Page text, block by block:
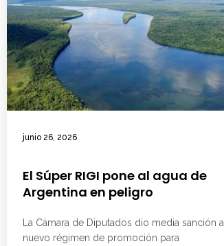
junio 26, 2026
El Súper RIGI pone al agua de
Argentina en peligro
La Cámara de Diputados dio media sanción al
nuevo régimen de promoción para